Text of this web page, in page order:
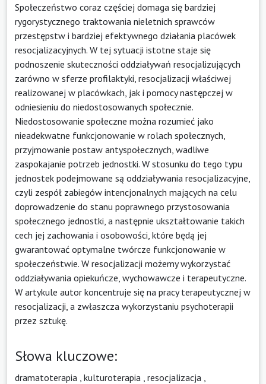
Społeczeństwo coraz częściej domaga się bardziej
rygorystycznego traktowania nieletnich sprawców
przestępstw i bardziej efektywnego działania placówek
resocjalizacyjnych. W tej sytuacji istotne staje się
podnoszenie skuteczności oddziaływań resocjalizujących
zarówno w sferze profilaktyki, resocjalizacji właściwej
realizowanej w placówkach, jak i pomocy następczej w
odniesieniu do niedostosowanych społecznie.
Niedostosowanie społeczne można rozumieć jako
nieadekwatne funkcjonowanie w rolach społecznych,
przyjmowanie postaw antyspołecznych, wadliwe
zaspokajanie potrzeb jednostki. W stosunku do tego typu
jednostek podejmowane są oddziaływania resocjalizacyjne,
czyli zespół zabiegów intencjonalnych mających na celu
doprowadzenie do stanu poprawnego przystosowania
społecznego jednostki, a następnie ukształtowanie takich
cech jej zachowania i osobowości, które będą jej
gwarantować optymalne twórcze funkcjonowanie w
społeczeństwie. W resocjalizacji możemy wykorzystać
oddziaływania opiekuńcze, wychowawcze i terapeutyczne.
W artykule autor koncentruje się na pracy terapeutycznej w
resocjalizacji, a zwłaszcza wykorzystaniu psychoterapii
przez sztukę.
Słowa kluczowe:
dramatoterapia kulturoterapia resocjalizacja